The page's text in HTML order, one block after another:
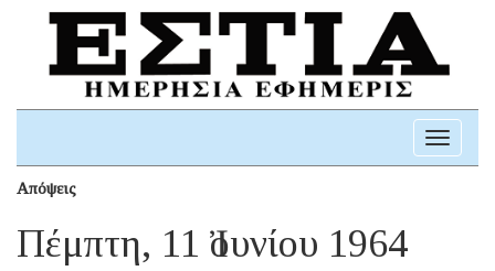
Toggle
Απόψεις
Πέμπτη, 11 Ἰουνίου 1964